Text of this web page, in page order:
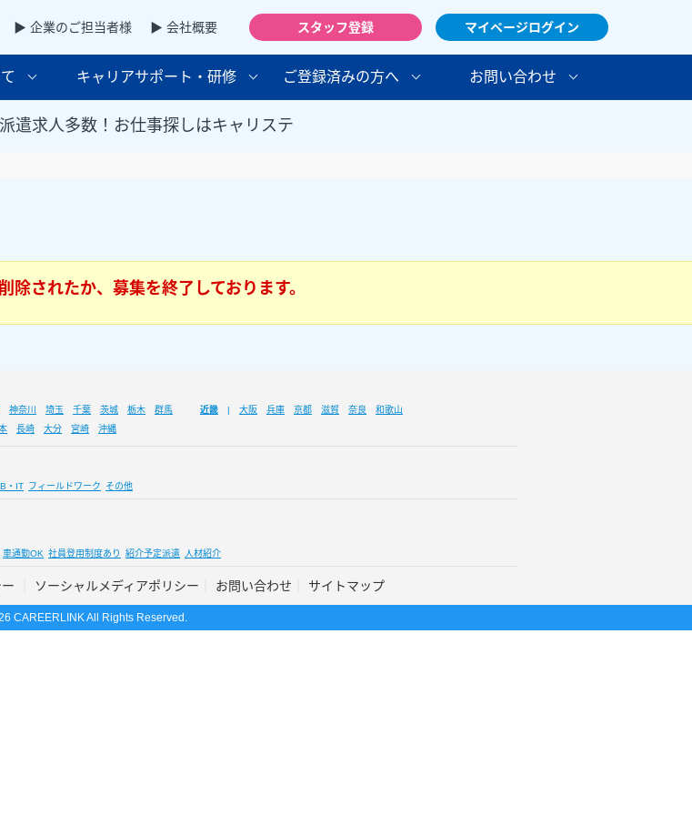
▶ 企業のご担当者様 ▶ 会社概要 スタッフ登録 マイページログイン
キャリアサポート・研修 ご登録済みの方へ お問い合わせ
遣求人多数！お仕事探しはキャリステ
除されたか、募集を終了しております。
神奈川 埼玉 千葉 茨城 栃木 群馬 近畿 大阪 兵庫 京都 滋賀 奈良
和歌山
長崎 大分 宮崎 沖縄
・IT フィールドワーク その他
車通勤OK 社員登用制度あり 紹介予定派遣 人材紹介
ソーシャルメディアポリシー お問い合わせ サイトマップ
CAREERLINK All Rights Reserved.